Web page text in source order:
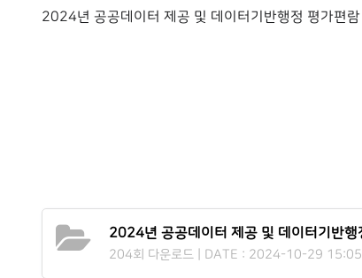
2024년 공공데이터 제공 및 데이터기반행정 평가편람
첨부파일
2024년 공공데이터 제공 및 데이터기반
204회 다운로드 | DATE : 2024-10-29